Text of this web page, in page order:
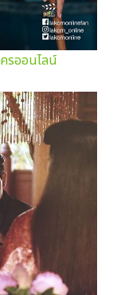
รออนไลน์